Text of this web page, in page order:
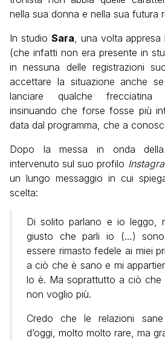
nella sua donna e nella sua futura
In studio Sara , una volta
(che infatti non era presente in
in nessuna delle registrazioni
accettare la situazione anche
lanciare qualche frecciatina
insinuando che forse fosse più
data dal programma, che a
Dopo la messa in onda della
intervenuto sul suo profilo
un lungo messaggio in cui
scelta:
Di solito parlano e io leggo,
giusto che parli io (…)
essere rimasto fedele ai miei
a ciò che è sano e mi
lo è. Ma soprattutto a ciò
non voglio più.
Credo che le relazioni
d’oggi, molto molto rare, ma